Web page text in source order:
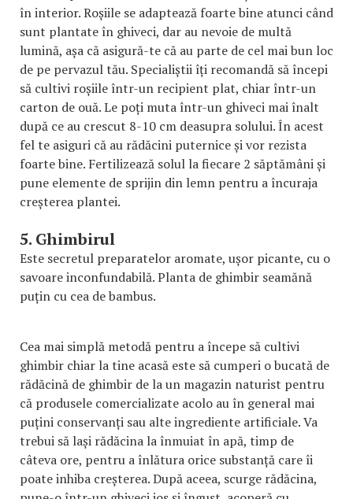
în interior. Roșiile se adaptează foarte bine atunci când
sunt plantate în ghiveci, dar au nevoie de multă
lumină, așa că asigură-te că au parte de cel mai bun loc
de pe pervazul tău. Specialiștii îți recomandă să începi
să cultivi roșiile într-un recipient plat, chiar într-un
carton de ouă. Le poți muta într-un ghiveci mai înalt
după ce au crescut 8-10 cm deasupra solului. În acest
fel te asiguri că au rădăcini puternice și vor rezista
foarte bine. Fertilizează solul la fiecare 2 săptămâni și
pune elemente de sprijin din lemn pentru a încuraja
creșterea plantei.
5. Ghimbirul
Este secretul preparatelor aromate, ușor picante, cu o
savoare inconfundabilă. Planta de ghimbir seamănă
puțin cu cea de bambus.
Cea mai simplă metodă pentru a începe să cultivi
ghimbir chiar la tine acasă este să cumperi o bucată de
rădăcină de ghimbir de la un magazin naturist pentru
că produsele comercializate acolo au în general mai
puțini conservanți sau alte ingrediente artificiale. Va
trebui să lași rădăcina la înmuiat în apă, timp de
câteva ore, pentru a înlătura orice substanță care îi
poate inhiba creșterea. După aceea, scurge rădăcina,